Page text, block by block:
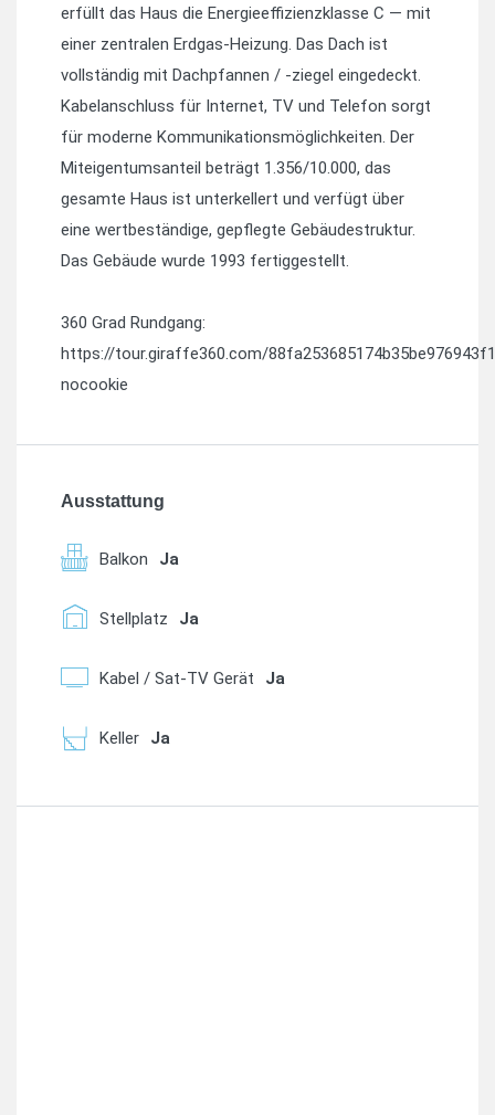
erfüllt das Haus die Energieeffizienzklasse C — mit
einer zentralen Erdgas-Heizung. Das Dach ist
vollständig mit Dachpfannen / -ziegel eingedeckt.
Kabelanschluss für Internet, TV und Telefon sorgt
für moderne Kommunikationsmöglichkeiten. Der
Miteigentumsanteil beträgt 1.356/10.000, das
gesamte Haus ist unterkellert und verfügt über
eine wertbeständige, gepflegte Gebäudestruktur.
Das Gebäude wurde 1993 fertiggestellt.
360 Grad Rundgang:
https://tour.giraffe360.com/
nocookie
Ausstattung
Balkon Ja
Stellplatz Ja
Kabel / Sat-TV Gerät Ja
Keller Ja